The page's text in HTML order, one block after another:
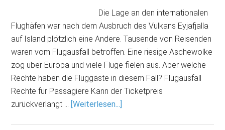
Die Lage an den internationalen
Flughäfen war nach dem Ausbruch des Vulkans Eyjafjalla
auf Island plötzlich eine Andere. Tausende von Reisenden
waren vom Flugausfall betroffen. Eine riesige Aschewolke
zog über Europa und viele Flüge fielen aus. Aber welche
Rechte haben die Fluggäste in diesem Fall? Flugausfall
Rechte für Passagiere Kann der Ticketpreis
zurückverlangt … [Weiterlesen...]